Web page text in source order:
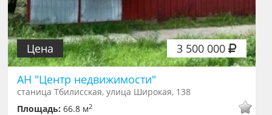
3 500 000
Цена
АН "Центр недвижимости"
станица Тбилисская, улица Широкая, 138
Площадь:66.8 м2